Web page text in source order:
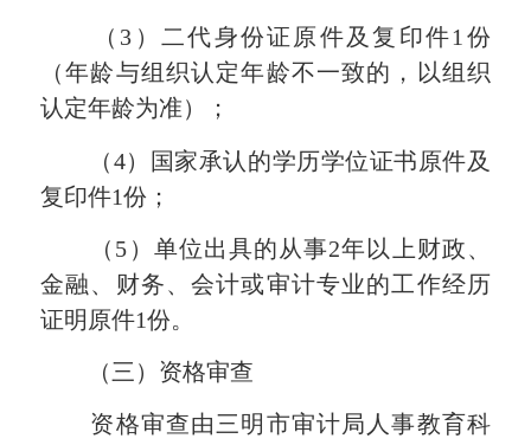
（3）二代身份证原件及复印件1份
（年龄与组织认定年龄不一致的，以组织
认定年龄为准）；
（4）国家承认的学历学位证书原件及
复印件1份；
（5）单位出具的从事2年以上财政、
金融、财务、会计或审计专业的工作经历
证明原件1份。
（三）资格审查
资格审查由三明市审计局人事教育科